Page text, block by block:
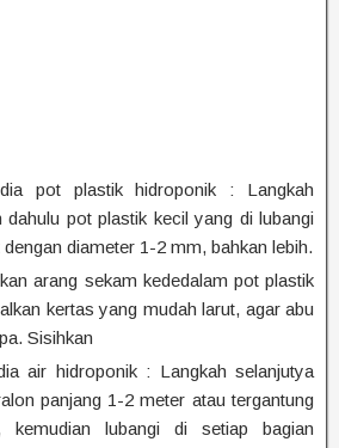
pot plastik hidroponik : Langkah
dahulu pot plastik kecil yang di lubangi
diameter 1-2 mm, bahkan lebih.
arang sekam kededalam pot plastik
kertas yang mudah larut, agar abu
Sisihkan
air hidroponik : Langkah selanjutya
panjang 1-2 meter atau tergantung
kemudian lubangi di setiap bagian